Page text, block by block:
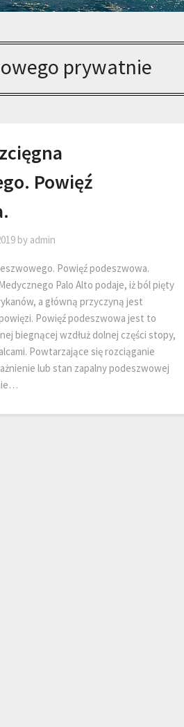
prywatnie
Powięź
by admin
Powięź podeszwowa.
Palo Alto podaje, iż ból pięty
a główną przyczyną jest
Powięź podeszwowa jest to
biegnącej wzdłuż dolnej części stopy,
Powtarzające się rozciąganie
lub stan zapalny podeszwowej